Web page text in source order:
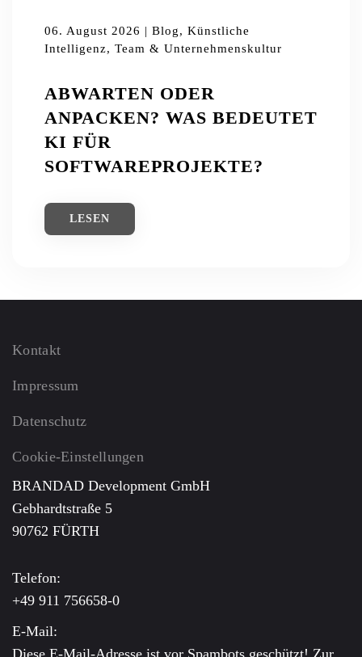
06. August 2026 | Blog, Künstliche
Intelligenz, Team & Unternehmenskultur
ABWARTEN ODER
ANPACKEN? WAS BEDEUTET
KI FÜR
SOFTWAREPROJEKTE?
LESEN
Kontakt
Impressum
Datenschutz
Cookie-Einstellungen
BRANDAD Development GmbH
Gebhardtstraße 5
90762 FÜRTH
Telefon:
+49 911 756658-0
E-Mail:
Diese E-Mail-Adresse ist vor Spambots geschützt! Zur